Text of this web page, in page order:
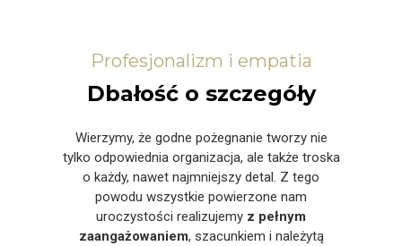
Profesjonalizm i empatia
Dbałość o szczegóły
Wierzymy, że godne pożegnanie tworzy nie
tylko odpowiednia organizacja, ale także troska
o każdy, nawet najmniejszy detal. Z tego
powodu wszystkie powierzone nam
uroczystości realizujemy z pełnym
zaangażowaniem, szacunkiem i należytą